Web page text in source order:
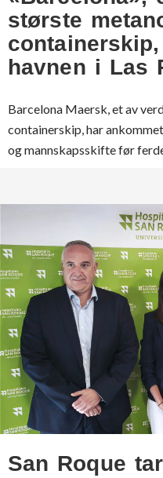
største
havnen i Las
Barcelona Maersk, et av
containerskip, har
og mannskapsskifte før
San Roque